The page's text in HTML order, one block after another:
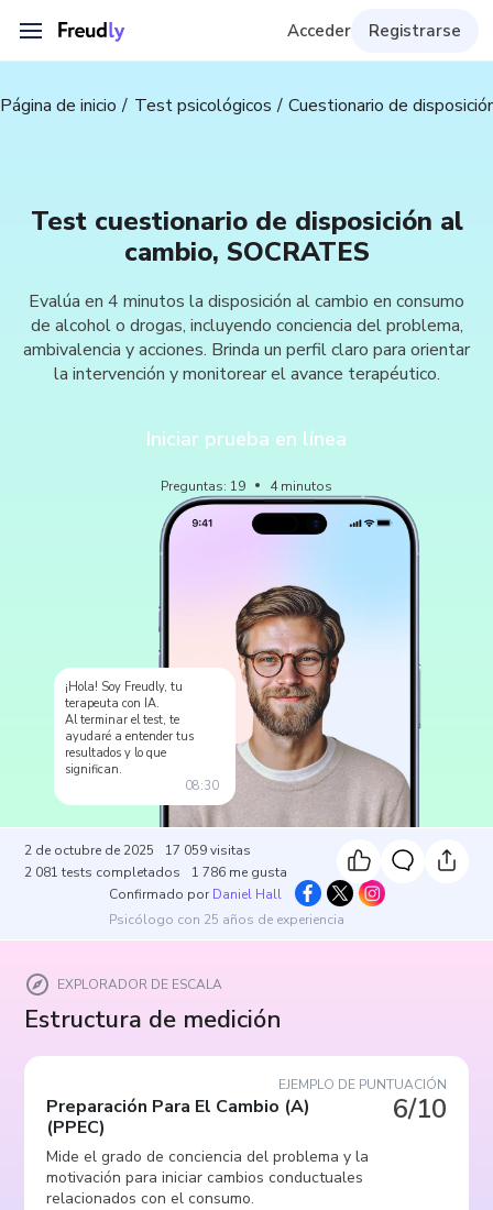
Acceder Registrarse
Página de inicio Test psicológicos Cuestionario de
Test cuestionario de disposición al
cambio, SOCRATES
Evalúa en 4 minutos la disposición al cambio en consumo
de alcohol o drogas, incluyendo conciencia del problema,
ambivalencia y acciones. Brinda un perfil claro para orientar
la intervención y monitorear el avance terapéutico.
Iniciar prueba en línea
Preguntas: 19 4 minutos
¡Hola! Soy Freudly, tu
terapeuta con IA.
Al terminar el test, te
ayudaré a entender tus
resultados y lo que
significan.
08:30
2 de octubre de 2025 17 059 visitas
2 081 tests completados 1 786 me gusta
Confirmado por Daniel Hall
Psicólogo con 25 años de experiencia
EXPLORADOR DE ESCALA
Estructura de medición
EJEMPLO DE PUNTUACIÓN
6/10
Preparación Para El Cambio (A)
(PPEC)
Mide el grado de conciencia del problema y la
motivación para iniciar cambios conductuales
relacionados con el consumo.